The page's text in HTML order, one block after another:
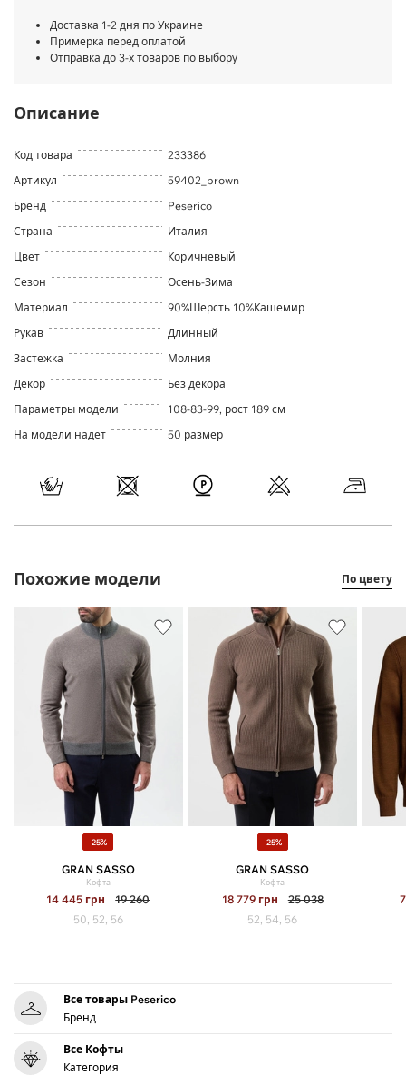
Доставка 1-2 дня по Украине
Примерка перед оплатой
Отправка до 3-х товаров по выбору
Описание
Код товара
233386
Артикул
59402_brown
Бренд
Peserico
Страна
Италия
Цвет
Коричневый
Сезон
Осень-Зима
Материал
90%Шерсть 10%Кашемир
Рукав
Длинный
Застежка
Молния
Декор
Без декора
Параметры модели
108-83-99, рост 189 см
На модели надет
50 размер
Похожие модели По цвету
-25%
GRAN SASSO
Кофта
14 445 грн
19 260
50, 52, 56
-25%
GRAN SASSO
Кофта
18 779 грн
25 038
52, 54, 56
Все товары Peserico
Бренд
Все Кофты
Категория